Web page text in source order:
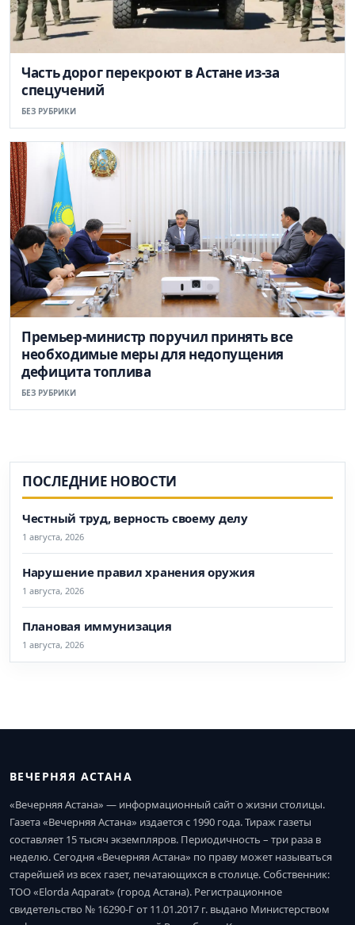
Часть дорог перекроют в Астане из-за
спецучений
БЕЗ РУБРИКИ
Премьер-министр поручил принять все
необходимые меры для недопущения
дефицита топлива
БЕЗ РУБРИКИ
ПОСЛЕДНИЕ НОВОСТИ
Честный труд, верность своему делу
1 августа, 2026
Нарушение правил хранения оружия
1 августа, 2026
Плановая иммунизация
1 августа, 2026
ВЕЧЕРНЯЯ АСТАНА
«Вечерняя Астана» — информационный сайт о жизни столицы.
Газета «Вечерняя Астана» издается с 1990 года. Тираж газеты
составляет 15 тысяч экземпляров. Периодичность – три раза в
неделю. Сегодня «Вечерняя Астана» по праву может называться
старейшей из всех газет, печатающихся в столице. Собственник:
ТОО «Elorda Aqparat» (город Астана). Регистрационное
свидетельство № 16290-Г от 11.01.2017 г. выдано Министерством